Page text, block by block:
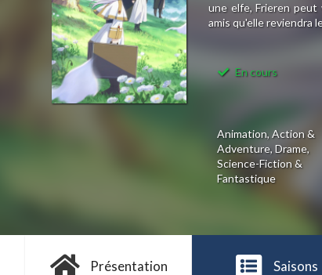
une elfe, Frieren peut
amis qu'elle reviendra
En cours
Animation, Action &
Adventure, Drame,
Science-Fiction &
Fantastique
Présentation Saisons